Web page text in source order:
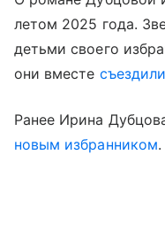
летом 2025 года.
детьми своего
они вместе
Ранее Ирина
новым избранником.